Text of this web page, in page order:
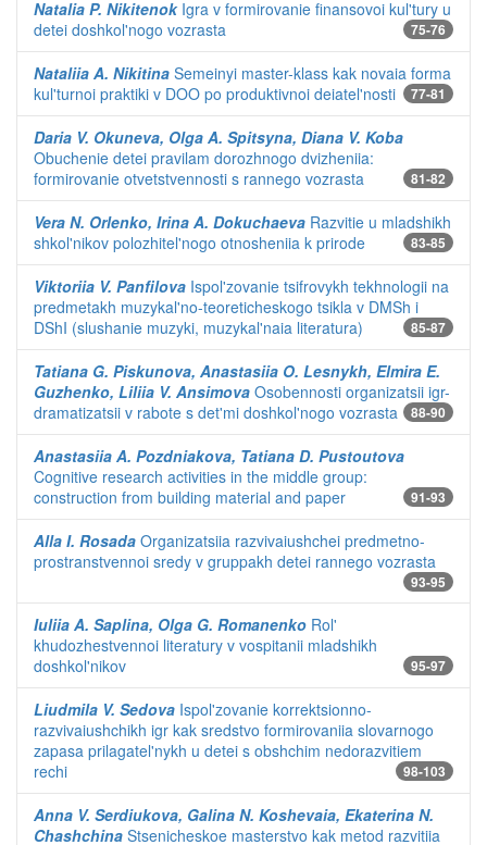
Natalia P. NikitenokIgra v formirovanie finansovoi kul'tury u
detei doshkol'nogo vozrasta
75-76
Nataliia A. Nikitina Semeinyi master-klass kak novaia forma
kul'turnoi praktiki v DOO po produktivnoi deiatel'nosti
77-81
Daria V. Okuneva, Olga A. Spitsyna, Diana V. Koba
Obuchenie detei pravilam dorozhnogo dvizheniia:
formirovanie otvetstvennosti s rannego vozrasta
81-82
Vera N. Orlenko, Irina A. Dokuchaeva Razvitie u mladshikh
shkol'nikov polozhitel'nogo otnosheniia k prirode
83-85
Viktoriia V. Panfilova Ispol'zovanie tsifrovykh tekhnologii na
predmetakh muzykal'no-teoreticheskogo tsikla v DMSh i
DShI (slushanie muzyki, muzykal'naia literatura)
85-87
Tatiana G. Piskunova, Anastasiia O. Lesnykh, Elmira E.
Guzhenko, Liliia V. Ansimova Osobennosti organizatsii igr-
dramatizatsii v rabote s det'mi doshkol'nogo vozrasta
88-90
Anastasiia A. Pozdniakova, Tatiana D. Pustoutova
Cognitive research activities in the middle group:
construction from building material and paper
91-93
Alla I. Rosada Organizatsiia razvivaiushchei predmetno-
prostranstvennoi sredy v gruppakh detei rannego vozrasta
93-95
Iuliia A. Saplina, Olga G. Romanenko Rol'
khudozhestvennoi literatury v vospitanii mladshikh
doshkol'nikov
95-97
Liudmila V. Sedova Ispol'zovanie korrektsionno-
razvivaiushchikh igr kak sredstvo formirovaniia slovarnogo
zapasa prilagatel'nykh u detei s obshchim nedorazvitiem
rechi
98-103
Anna V. Serdiukova, Galina N. Koshevaia, Ekaterina N.
Chashchina Stsenicheskoe masterstvo kak metod razvitiia